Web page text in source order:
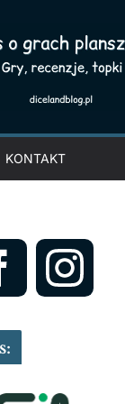
KONTAKT